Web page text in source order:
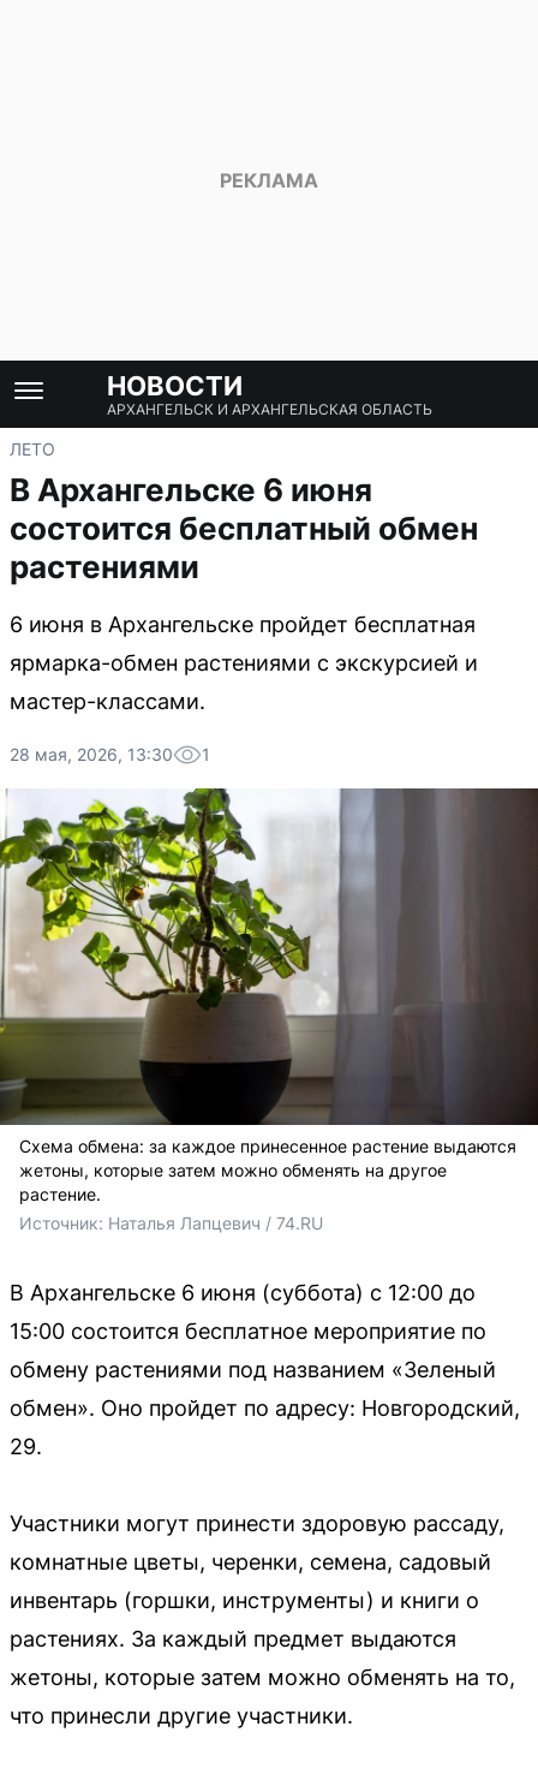
НОВОСТИ
АРХАНГЕЛЬСК И АРХАНГЕЛЬСКАЯ ОБЛАСТЬ
ЛЕТО
В Архангельске 6 июня
состоится бесплатный обмен
растениями
6 июня в Архангельске пройдет бесплатная
ярмарка-обмен растениями с экскурсией и
мастер-классами.
28 мая, 2026, 13:30 1
Схема обмена: за каждое принесенное растение выдаются
жетоны, которые затем можно обменять на другое
растение.
Источник: Наталья Лапцевич / 74.RU
В Архангельске 6 июня (суббота) с 12:00 до
15:00 состоится бесплатное мероприятие по
обмену растениями под названием «Зеленый
обмен». Оно пройдет по адресу: Новгородский,
29.
Участники могут принести здоровую рассаду,
комнатные цветы, черенки, семена, садовый
инвентарь (горшки, инструменты) и книги о
растениях. За каждый предмет выдаются
жетоны, которые затем можно обменять на то,
что принесли другие участники.